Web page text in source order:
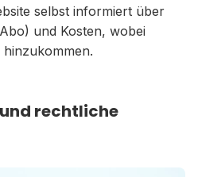
selbst informiert über
und Kosten, wobei
rechtliche